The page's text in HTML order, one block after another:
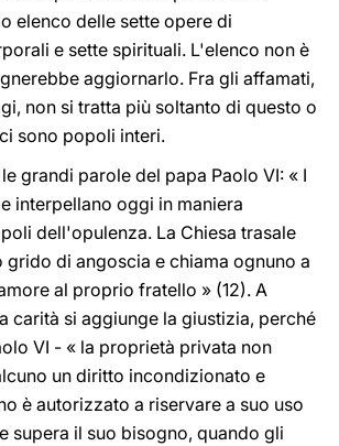
elenco delle sette opere di
e sette spirituali. L'elenco non è
aggiornarlo. Fra gli affamati,
non si tratta più soltanto di questo o
sono popoli interi.
grandi parole del papa Paolo VI: « I
interpellano oggi in maniera
dell'opulenza. La Chiesa trasale
grido di angoscia e chiama ognuno a
al proprio fratello » (12). A
carità si aggiunge la giustizia, perché
VI - « la proprietà privata non
un diritto incondizionato e
è autorizzato a riservare a suo uso
supera il suo bisogno, quando gli